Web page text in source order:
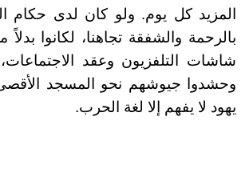
المزيد كل يوم. ولو كان لدى حكام
بالرحمة والشفقة تجاهنا، لكانوا
شاشات التلفزيون وعقد الاجتماعات،
وحشدوا جيوشهم نحو المسجد
يهود لا يفهم إلا لغة الحرب.